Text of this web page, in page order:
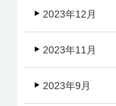
2023年12月
2023年11月
2023年9月